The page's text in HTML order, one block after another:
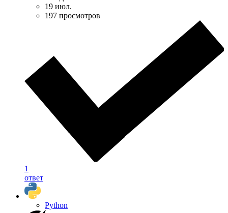
19 июл.
197 просмотров
1
ответ
Python